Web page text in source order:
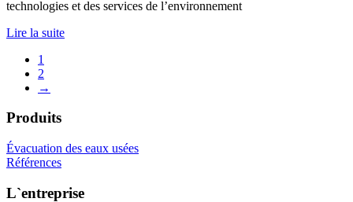
technologies et des services de l’environnement
Lire la suite
1
2
→
Produits
Évacuation des eaux usées
Références
L`entreprise